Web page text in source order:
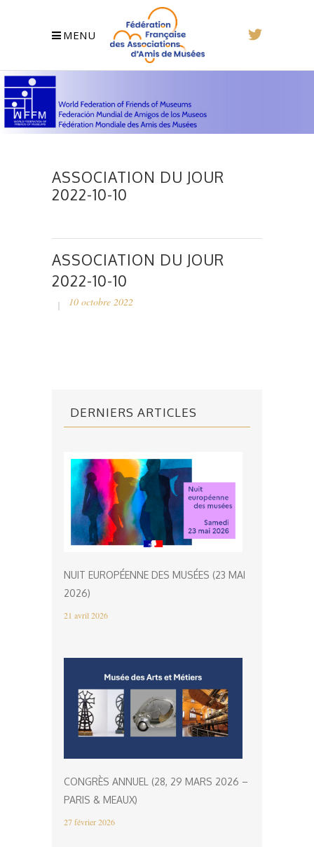
MENU
ASSOCIATION DU JOUR
2022-10-10
ASSOCIATION DU JOUR
2022-10-10
10 octobre 2022
DERNIERS ARTICLES
NUIT EUROPÉENNE DES MUSÉES (23 MAI
2026)
21 avril 2026
CONGRÈS ANNUEL (28, 29 MARS 2026 –
PARIS & MEAUX)
27 février 2026